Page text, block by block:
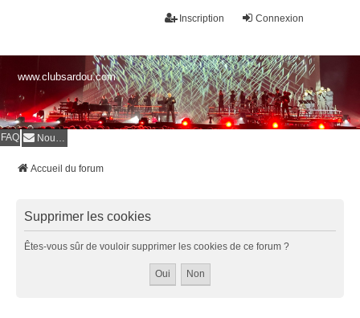
Connexion
Inscription
www.clubsardou.com
FAQ Nous contacter
Accueil du forum
Supprimer les cookies
Êtes-vous sûr de vouloir supprimer les cookies de ce forum ?